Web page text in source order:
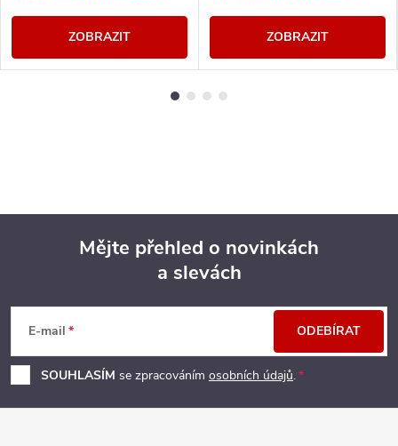
ZOBRAZIT ZOBRAZIT
p
a
Mějte přehled o novinkách
a slevách
E-mail
SOUHLASÍM se zpracováním osobních údajů.
ODEBÍRAT